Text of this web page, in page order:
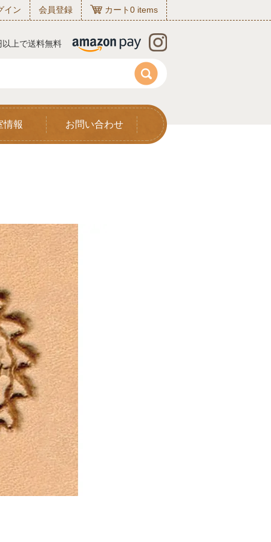
イン 会員登録 カート0 items
上で送料無料
情報 お問い合わせ